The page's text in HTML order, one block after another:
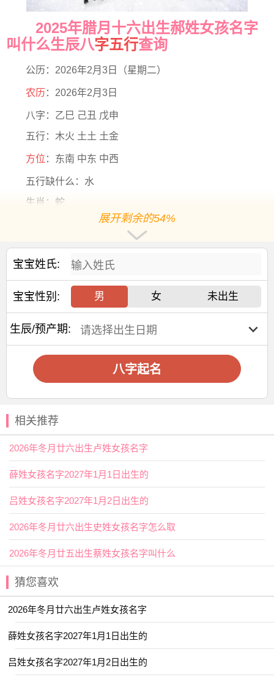
2025年腊月十六出生郝姓女孩名字
叫什么生辰八字五行查询
公历：2026年2月3日（星期二）
农历 ：2026年2月3日
八字：乙巳 己丑 戊申
五行：木火 土土 土金
方位 ：东南 中东 中西
五行缺什么：水
生肖：蛇
五行分析：五行【土旺】【缺水】，年命纳音五行是
【覆灯火】，年干支为【乙巳】，日主天干为【土】
阳历2026-2-3出生，出生0年4个月20天后起运，阳历
2026-06-23后起运
大运干支：丙午 丙辰 丙寅 丙子 丙戌 丙申 丙午 丙辰 丙
交运年份：
2026 2036 2046 2056 2066 2076 2086 2096 2106
交运年龄：1岁 11岁 21岁 31岁 41岁 51岁 61岁 71岁 81
2025年腊月十六出生郝姓女孩名字
叫什么宜用字
【星】天空中发光的星星，也有喻某一方面新出现的杰
之义；
【筱】指细竹子，同“小”。用作人名意指
2025年腊月十六出生郝姓女孩名字
叫什么好名字推荐
【清苒】 【子璎】 【韵瑾】 【梓雯】
【安怡】 【夏荷】 【静枫】 【嘉彦】
【栩如】 【皙然】 【云谣】 【星源】
【金慧】 【毓娴】 【书语】 【梦溪】
展开剩余的54%
宝宝姓氏:
宝宝性别: 男 女 未出生
生辰/预产期:
八字起名
相关推荐
2026年冬月廿六出生卢姓女孩名字
薛姓女孩名字2027年1月1日出生的
吕姓女孩名字2027年1月2日出生的
2026年冬月廿六出生史姓女孩名字怎么取
2026年冬月廿五出生蔡姓女孩名字叫什么
猜您喜欢
2026年冬月廿六出生卢姓女孩名字
薛姓女孩名字2027年1月1日出生的
吕姓女孩名字2027年1月2日出生的